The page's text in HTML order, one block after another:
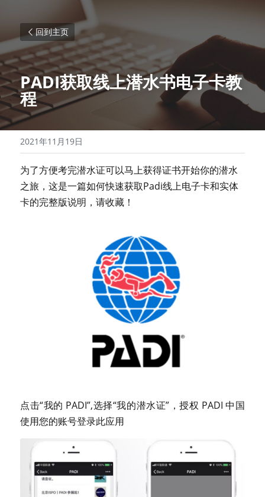
回到主页
PADI获取线上潜水书电子卡教
程
2021年11月19日
为了方便考完潜水证可以马上获得证书开始你的潜水
之旅，这是一篇如何快速获取Padi线上电子卡和实体
卡的完整版说明，请收藏！
点击“我的 PADI”,选择“我的潜水证”，授权 PADI 中国
使用您的账号登录此应用